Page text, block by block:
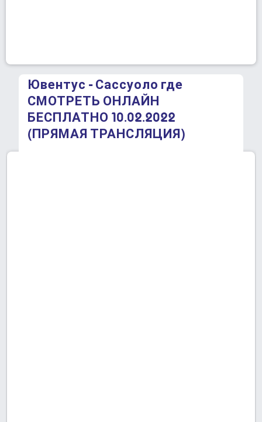
Ювентус - Сассуоло где
СМОТРЕТЬ ОНЛАЙН
БЕСПЛАТНО 10.02.2022
(ПРЯМАЯ ТРАНСЛЯЦИЯ)